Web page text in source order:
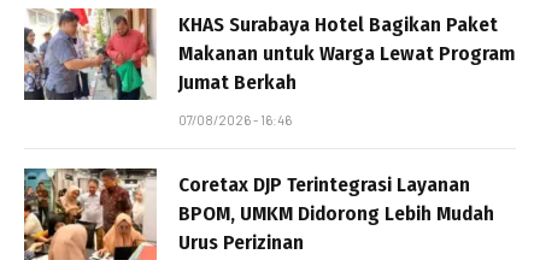
KHAS Surabaya Hotel Bagikan Paket
Makanan untuk Warga Lewat Program
Jumat Berkah
07/08/2026 - 16:46
Coretax DJP Terintegrasi Layanan
BPOM, UMKM Didorong Lebih Mudah
Urus Perizinan